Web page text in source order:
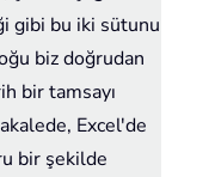
gibi bu iki sütunu
biz doğrudan
bir tamsayı
Excel'de
bir şekilde